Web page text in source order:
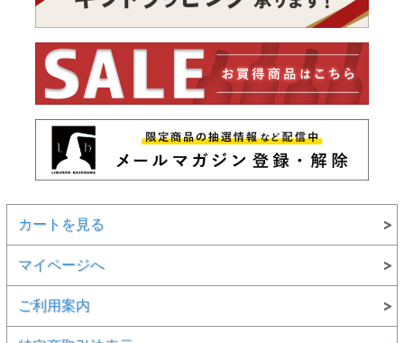
カートを見る
マイページへ
ご利用案内